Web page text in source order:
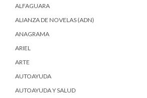
ALFAGUARA
ALIANZA DE NOVELAS (ADN)
ANAGRAMA
ARIEL
ARTE
AUTOAYUDA
AUTOAYUDA Y SALUD